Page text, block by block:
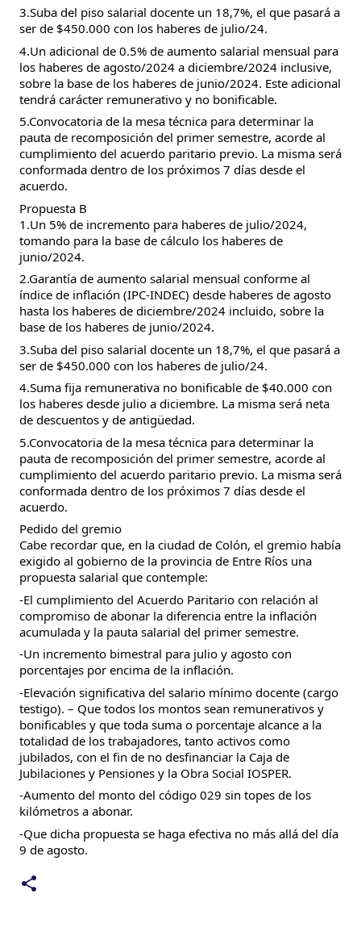
3.Suba del piso salarial docente un 18,7%, el que pasará a
ser de $450.000 con los haberes de julio/24.
4.Un adicional de 0.5% de aumento salarial mensual para
los haberes de agosto/2024 a diciembre/2024 inclusive,
sobre la base de los haberes de junio/2024. Este adicional
tendrá carácter remunerativo y no bonificable.
5.Convocatoria de la mesa técnica para determinar la
pauta de recomposición del primer semestre, acorde al
cumplimiento del acuerdo paritario previo. La misma será
conformada dentro de los próximos 7 días desde el
acuerdo.
Propuesta B
1.Un 5% de incremento para haberes de julio/2024,
tomando para la base de cálculo los haberes de
junio/2024.
2.Garantía de aumento salarial mensual conforme al
índice de inflación (IPC-INDEC) desde haberes de agosto
hasta los haberes de diciembre/2024 incluido, sobre la
base de los haberes de junio/2024.
3.Suba del piso salarial docente un 18,7%, el que pasará a
ser de $450.000 con los haberes de julio/24.
4.Suma fija remunerativa no bonificable de $40.000 con
los haberes desde julio a diciembre. La misma será neta
de descuentos y de antigüedad.
5.Convocatoria de la mesa técnica para determinar la
pauta de recomposición del primer semestre, acorde al
cumplimiento del acuerdo paritario previo. La misma será
conformada dentro de los próximos 7 días desde el
acuerdo.
Pedido del gremio
Cabe recordar que, en la ciudad de Colón, el gremio había
exigido al gobierno de la provincia de Entre Ríos una
propuesta salarial que contemple:
-El cumplimiento del Acuerdo Paritario con relación al
compromiso de abonar la diferencia entre la inflación
acumulada y la pauta salarial del primer semestre.
-Un incremento bimestral para julio y agosto con
porcentajes por encima de la inflación.
-Elevación significativa del salario mínimo docente (cargo
testigo). – Que todos los montos sean remunerativos y
bonificables y que toda suma o porcentaje alcance a la
totalidad de los trabajadores, tanto activos como
jubilados, con el fin de no desfinanciar la Caja de
Jubilaciones y Pensiones y la Obra Social IOSPER.
-Aumento del monto del código 029 sin topes de los
kilómetros a abonar.
-Que dicha propuesta se haga efectiva no más allá del día
9 de agosto.